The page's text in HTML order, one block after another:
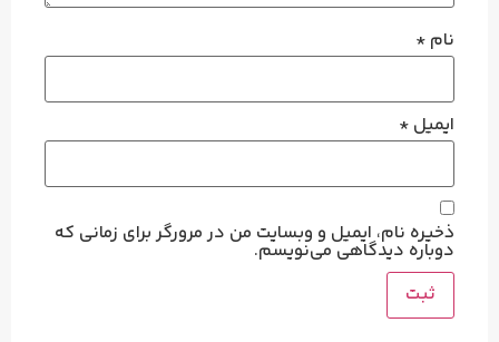
نام *
ایمیل *
ذخیره نام، ایمیل و وبسایت من در مرورگر برای زمانی که
دوباره دیدگاهی می‌نویسم.